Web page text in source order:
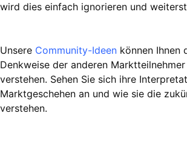
wird dies einfach ignorieren und
Unsere Community-Ideen können Ihnen
Denkweise der anderen
verstehen. Sehen Sie sich ihre
Marktgeschehen an und wie sie die
verstehen.